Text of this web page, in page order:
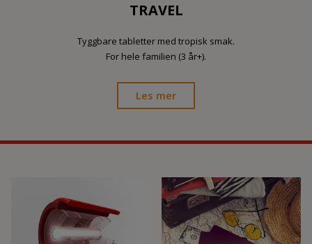
TRAVEL
Tyggbare tabletter med tropisk smak.
For hele familien (3 år+).
Les mer